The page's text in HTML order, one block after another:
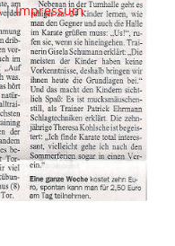
|Impressum